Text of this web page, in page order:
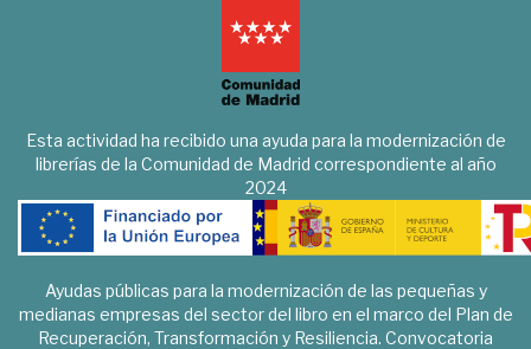
Esta actividad ha recibido una ayuda para la modernización de
librerías de la Comunidad de Madrid correspondiente al año
2024
Ayudas públicas para la modernización de las pequeñas y
medianas empresas del sector del libro en el marco del Plan de
Recuperación, Transformación y Resiliencia. Convocatoria